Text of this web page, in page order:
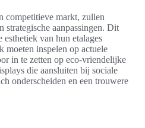
competitieve markt, zullen
strategische aanpassingen. Dit
van hun etalages
moeten inspelen op actuele
in te zetten op eco-vriendelijke
die aansluiten bij sociale
onderscheiden en een trouwere